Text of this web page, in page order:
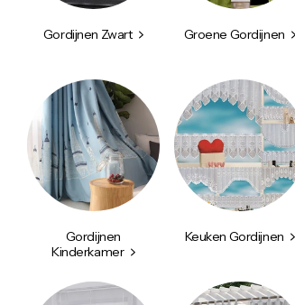
Gordijnen Zwart Groene Gordijnen
Gordijnen
Kinderkamer
Keuken Gordijnen